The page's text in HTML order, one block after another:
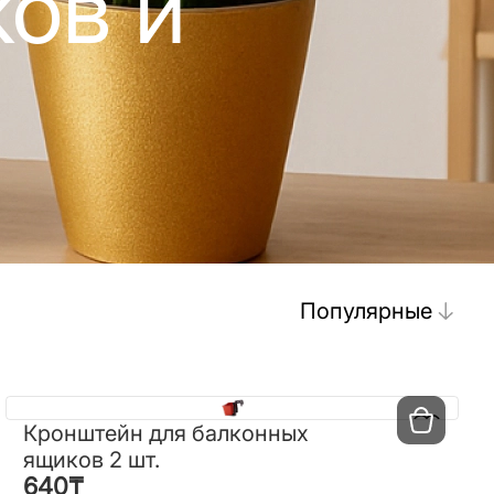
Популярные
Кронштейн для балконных
ящиков 2 шт.
640₸
Кронштейн для балконных
ящиков 2 шт.
640₸